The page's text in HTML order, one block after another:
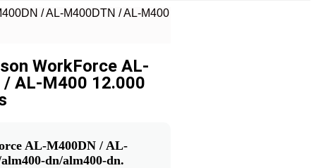
/ AL-M400DTN / AL-M400
WorkForce AL-
AL-M400 12.000
AL-M400DN / AL-
dn/alm400-dn.